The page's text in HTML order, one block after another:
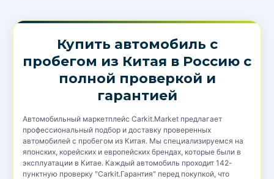
Купить автомобиль с
пробегом из Китая в Россию с
полной проверкой и
гарантией
Автомобильный маркетплейс Carkit.Market предлагает
профессиональный подбор и доставку проверенных
автомобилей с пробегом из Китая. Мы специализируемся на
японских, корейских и европейских брендах, которые были в
эксплуатации в Китае. Каждый автомобиль проходит 142-
пунктную проверку "Carkit.Гарантия" перед покупкой, что